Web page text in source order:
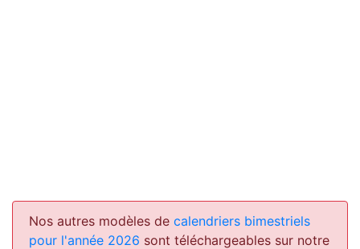
Nos autres modèles de calendriers bimestriels
pour l'année 2026 sont téléchargeables sur notre